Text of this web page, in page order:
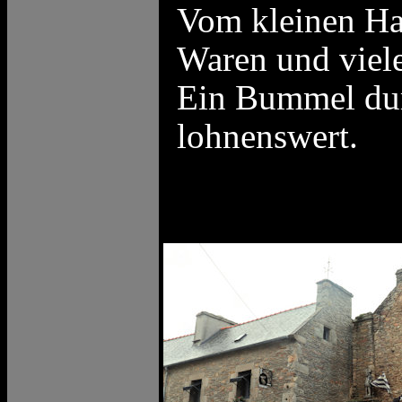
Vom kleinen
Waren und
Ein Bummel
lohnenswert.